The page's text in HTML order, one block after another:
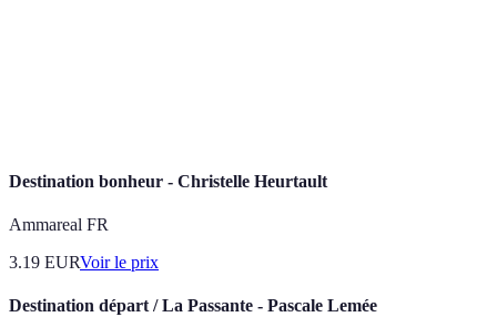
Destination bonheur - Christelle Heurtault
Ammareal FR
3.19 EURVoir le prix
Destination départ / La Passante - Pascale Lemée